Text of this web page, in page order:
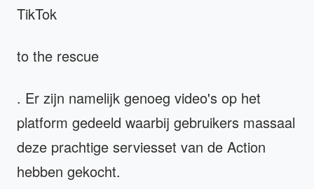
TikTok
to the rescue
. Er zijn namelijk genoeg video's op het
platform gedeeld waarbij gebruikers massaal
deze prachtige serviesset van de Action
hebben gekocht.